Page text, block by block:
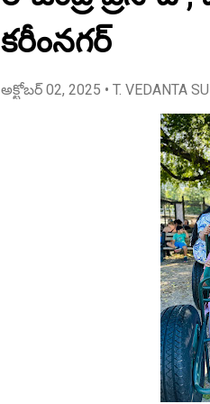
కరీంనగర్
అక్టోబర్ 02, 2025 • T. VEDANTA